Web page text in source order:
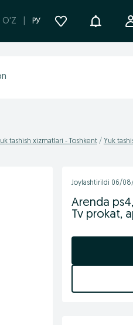
O'Z РУ
tashish xizmatlari - Toshkent Yuk
Joylashtirildi 06/
Arenda
Tv prokat,